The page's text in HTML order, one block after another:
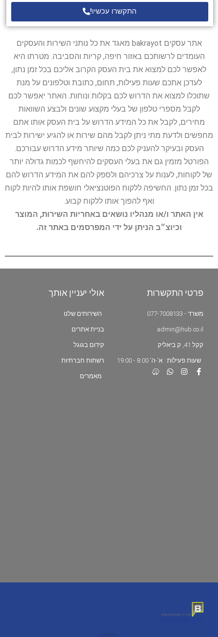
התקשרו עכשיו!
אתר עסקים bakrayot מאגד את כל נותני השירות והעסקים
העומדים לרשותכם באזור חיפה, קריות והסביבה. מטרתו היא
לאפשר לכם למצוא את בית העסק הקרוב אליכם בכל זמן נתון,
לעדכן אתכם שעות פעילות, תחום, כתובת וטלפונים על מנת
שתוכלו למצוא את הדרוש לכם בקלות ונוחות. האתר יאפשר לכם
לקבל מספרי טלפון של בעלי מקצוע שונים ולבצע השוואות
מחירים, לקבל את כל המידע הדרוש על בית העסק אותו אתם
מחפשים ולדעת מתי ניתן לקבל מהם שירות או להגיע ישירות לבית
העסק ובעיקר להעניק לכם כמה שיותר מידע הדרוש עבורכם.
הפורטל מזמין גם את בעלי העסקים להיחשף לכמות גדולה יותר
של לקוחות, לענות על צרכיהם ולספק להם את המידע הדרוש להם
בכל זמן נתון. החשיפה ללקוח הפוטנציאלי חושפת אותו להיות לקוח
ואף להפוך אותו ללקוח קבוע.
אין האתר ו/או מנהליו נושאים באחריות השירות, המוצר
וכיוצ״ב הניתן על ידי המפרסמים באתר זה.
פרטי התקשרות
משרד - 077-7008133
admin@hub.co.il
קקל 41, ק.ביאליק
שעות פעילות : א'-ה' 8:00 - 19:00
אולי יעניין אותך
השירותים שלנו
בניית אתרים
קידום בגוגל
רשתות חברתיות
מאמרים